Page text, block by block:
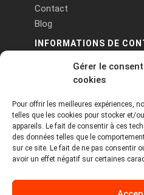
Gérer le
cookies
Pour offrir les meilleures expériences,
telles que les cookies pour stocker et/
appareils. Le fait de consentir à ces
des données telles que le
sur ce site. Le fait de ne pas consentir
avoir un effet négatif sur certaines
Contact
Blog
INFORMATIONS DE
PA Keneach Ouest - 5 rue
contact@logiciels-
09 71 37 25 93